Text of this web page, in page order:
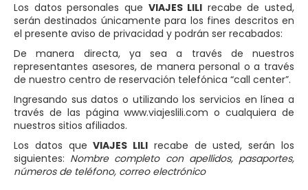
Los datos personales que VIAJES LILI recabe de usted,
serán destinados únicamente para los fines descritos en
el presente aviso de privacidad y podrán ser recabados:
De manera directa, ya sea a través de nuestros
representantes asesores, de manera personal o a través
de nuestro centro de reservación telefónica “call center”.
Ingresando sus datos o utilizando los servicios en línea a
través de las páginawww.viajeslili.com o cualquiera de
nuestros sitios afiliados.
Los datos queVIAJES LILI recabe de usted, serán los
siguientes: Nombre completo con apellidos, pasaportes,
números de teléfono, correo electrónico